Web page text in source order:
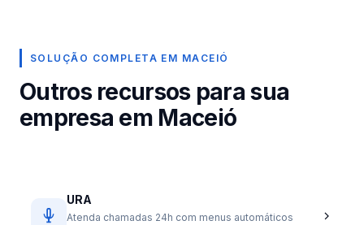
SOLUÇÃO COMPLETA EM MACEIÓ
Outros recursos para sua
empresa em Maceió
URA
Atenda chamadas 24h com menus automáticos